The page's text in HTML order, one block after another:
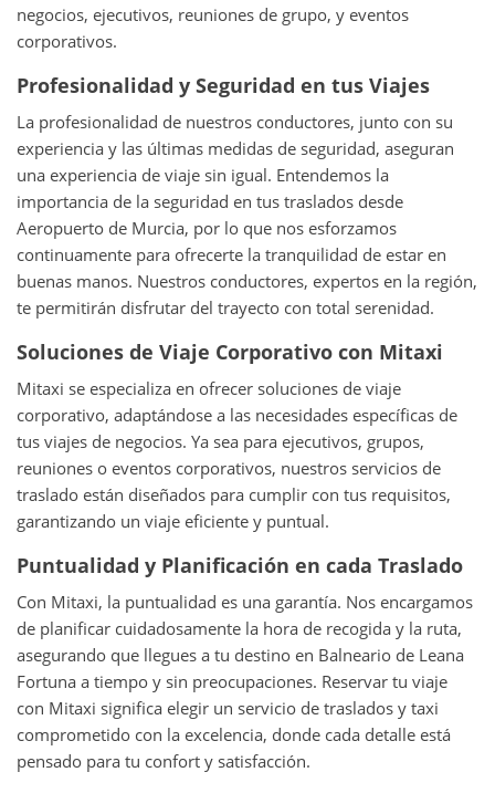
negocios, ejecutivos, reuniones de grupo, y eventos
corporativos.
Profesionalidad y Seguridad en tus Viajes
La profesionalidad de nuestros conductores, junto con su
experiencia y las últimas medidas de seguridad, aseguran
una experiencia de viaje sin igual. Entendemos la
importancia de la seguridad en tus traslados desde
Aeropuerto de Murcia, por lo que nos esforzamos
continuamente para ofrecerte la tranquilidad de estar en
buenas manos. Nuestros conductores, expertos en la región,
te permitirán disfrutar del trayecto con total serenidad.
Soluciones de Viaje Corporativo con Mitaxi
Mitaxi se especializa en ofrecer soluciones de viaje
corporativo, adaptándose a las necesidades específicas de
tus viajes de negocios. Ya sea para ejecutivos, grupos,
reuniones o eventos corporativos, nuestros servicios de
traslado están diseñados para cumplir con tus requisitos,
garantizando un viaje eficiente y puntual.
Puntualidad y Planificación en cada Traslado
Con Mitaxi, la puntualidad es una garantía. Nos encargamos
de planificar cuidadosamente la hora de recogida y la ruta,
asegurando que llegues a tu destino en Balneario de Leana
Fortuna a tiempo y sin preocupaciones. Reservar tu viaje
con Mitaxi significa elegir un servicio de traslados y taxi
comprometido con la excelencia, donde cada detalle está
pensado para tu confort y satisfacción.